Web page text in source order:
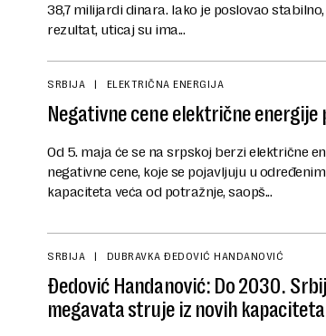
38,7 milijardi dinara. Iako je poslovao
rezultat, uticaj su ima...
SRBIJA ELEKTRIČNA ENERGIJA
Negativne cene električne
Od 5. maja će se na srpskoj berzi električne
negativne cene, koje se pojavljuju u
kapaciteta veća od potražnje, saopš...
SRBIJA DUBRAVKA ĐEDOVIĆ HANDANOVIĆ
Đedović Handanović: Do 2030.
megavata struje iz novih kapaciteta